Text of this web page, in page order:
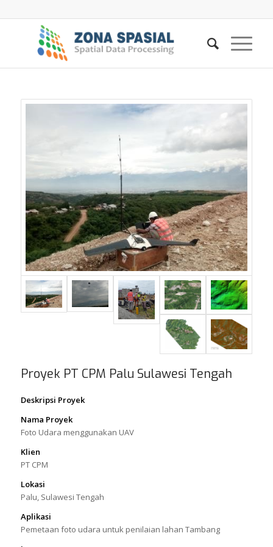
Proyek PT CPM Palu Sulawesi Tengah
Deskripsi Proyek
Nama Proyek
Foto Udara menggunakan UAV
Klien
PT CPM
Lokasi
Palu, Sulawesi Tengah
Aplikasi
Pemetaan foto udara untuk penilaian lahan Tambang